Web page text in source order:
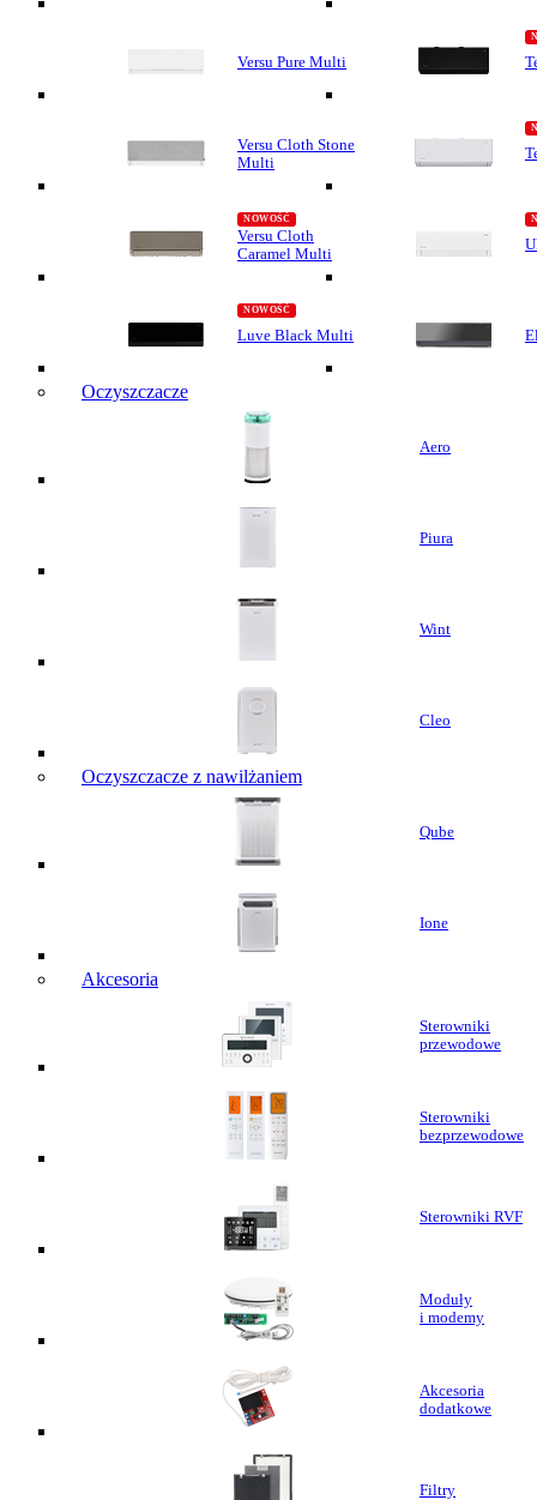
Versu Pure Multi
Versu Cloth Stone
Multi
Versu Cloth
Caramel Multi
Luve Black Multi
Oczyszczacze
Aero
Piura
Wint
Cleo
Oczyszczacze z nawilżaniem
Qube
Ione
Akcesoria
Sterowniki
przewodowe
Sterowniki
bezprzewodowe
Sterowniki RVF
Moduły
i modemy
Akcesoria
dodatkowe
Filtry